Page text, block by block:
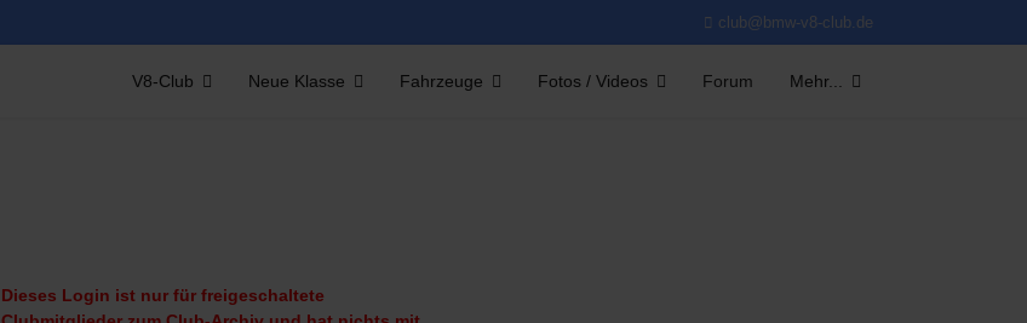
club@bmw-v8-club.de
V8-Club Neue Klasse Fahrzeuge Fotos / Videos Forum Mehr...
Dieses Login ist nur für freigeschaltete